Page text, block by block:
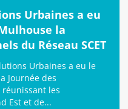
Urbaines a eu
la
du Réseau SCET
Urbaines a eu le
Journée des
réunissant les
Est et de...